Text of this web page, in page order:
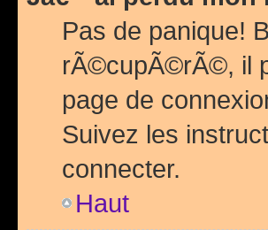
Pas de panique!
rÃ©cupÃ©rÃ©, il
page de
Suivez les
connecter.
Haut